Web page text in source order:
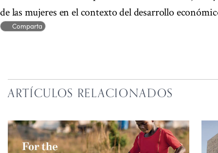
de las mujeres en el contexto del desarrollo
Comparta
ARTÍCULOS RELACIONADOS